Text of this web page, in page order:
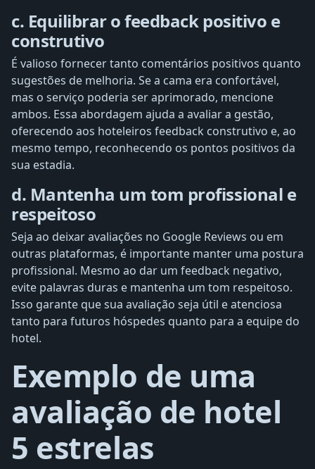
c. Equilibrar o feedback positivo e
construtivo
É valioso fornecer tanto comentários positivos quanto
sugestões de melhoria. Se a cama era confortável,
mas o serviço poderia ser aprimorado, mencione
ambos. Essa abordagem ajuda a avaliar a gestão,
oferecendo aos hoteleiros feedback construtivo e, ao
mesmo tempo, reconhecendo os pontos positivos da
sua estadia.
d. Mantenha um tom profissional e
respeitoso
Seja ao deixar avaliações no Google Reviews ou em
outras plataformas, é importante manter uma postura
profissional. Mesmo ao dar um feedback negativo,
evite palavras duras e mantenha um tom respeitoso.
Isso garante que sua avaliação seja útil e atenciosa
tanto para futuros hóspedes quanto para a equipe do
hotel.
Exemplo de uma
avaliação de hotel
5 estrelas